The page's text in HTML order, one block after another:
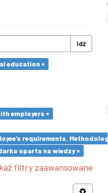
Idź
education ×
employers ×
requirements.
oparta na wiedzy ×
filtry zaawansowane